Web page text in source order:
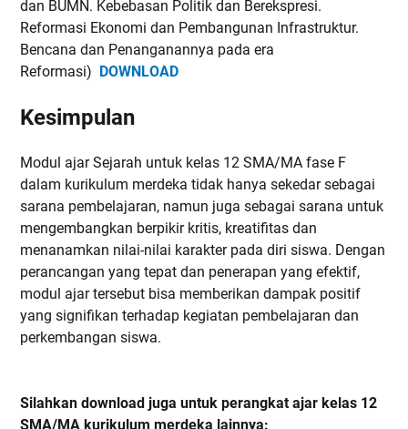
dan BUMN. Kebebasan Politik dan Berekspresi.
Reformasi Ekonomi dan Pembangunan Infrastruktur.
Bencana dan Penanganannya pada era
Reformasi)
DOWNLOAD
Kesimpulan
Modul ajar Sejarah untuk kelas 12 SMA/MA fase F
dalam kurikulum merdeka tidak hanya sekedar sebagai
sarana pembelajaran, namun juga sebagai sarana untuk
mengembangkan berpikir kritis, kreatifitas dan
menanamkan nilai-nilai karakter pada diri siswa. Dengan
perancangan yang tepat dan penerapan yang efektif,
modul ajar tersebut bisa memberikan dampak positif
yang signifikan terhadap kegiatan pembelajaran dan
perkembangan siswa.
Silahkan download juga untuk perangkat ajar kelas 12
SMA/MA kurikulum merdeka lainnya: